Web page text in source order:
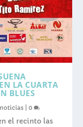
LA CUARTA
BLUES
noticias |0
el recinto las